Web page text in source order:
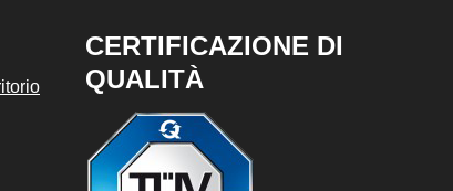
CERTIFICAZIONE DI
QUALITÀ